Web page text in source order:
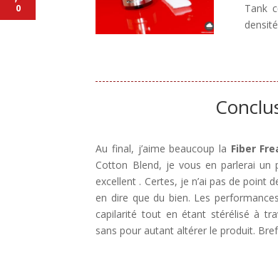
Tank
Au final, j’aime beaucoup la Fiber
Cotton Blend, je vous en parlerai
excellent . Certes, je n’ai pas de point
en dire que du bien. Les
capilarité tout en étant stérélisé à
sans pour autant altérer le produit.
0